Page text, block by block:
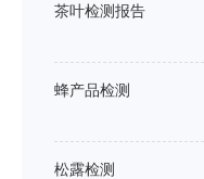
茶叶检测报告
蜂产品检测
松露检测